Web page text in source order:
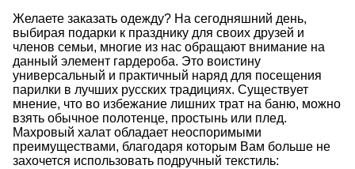
Желаете заказать одежду? На сегодняшний день,
выбирая подарки к празднику для своих друзей и
членов семьи, многие из нас обращают внимание на
данный элемент гардероба. Это воистину
универсальный и практичный наряд для посещения
парилки в лучших русских традициях. Существует
мнение, что во избежание лишних трат на баню, можно
взять обычное полотенце, простынь или плед.
Махровый халат обладает неоспоримыми
преимуществами, благодаря которым Вам больше не
захочется использовать подручный текстиль: